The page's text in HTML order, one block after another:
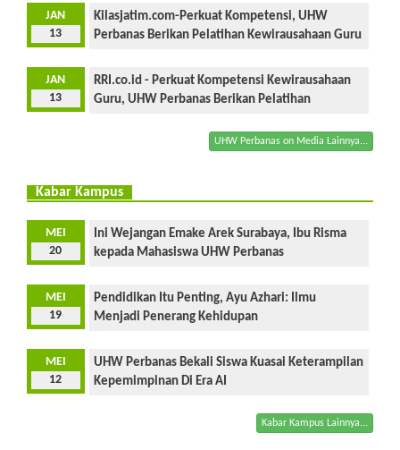
JAN
13
Kilasjatim.com-Perkuat Kompetensi, UHW
Perbanas Berikan Pelatihan Kewirausahaan Guru
JAN
13
RRI.co.id - Perkuat Kompetensi Kewirausahaan
Guru, UHW Perbanas Berikan Pelatihan
UHW Perbanas on Media Lainnya...
Kabar Kampus
MEI
20
Ini Wejangan Emake Arek Surabaya, Ibu Risma
kepada Mahasiswa UHW Perbanas
MEI
19
Pendidikan Itu Penting, Ayu Azhari: Ilmu
Menjadi Penerang Kehidupan
MEI
12
UHW Perbanas Bekali Siswa Kuasai Keterampilan
Kepemimpinan Di Era AI
Kabar Kampus Lainnya...